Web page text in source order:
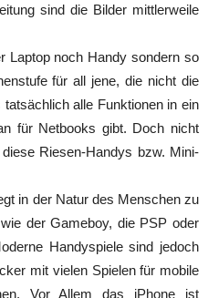
sind die Bilder mittlerweile
Laptop noch Handy sondern so
für all jene, die nicht die
alle Funktionen in ein
für Netbooks gibt. Doch nicht
Riesen-Handys bzw. Mini-
in der Natur des Menschen zu
der Gameboy, die PSP oder
Handyspiele sind jedoch
mit vielen Spielen für mobile
Vor Allem das iPhone ist